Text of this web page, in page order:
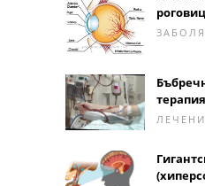
терапия